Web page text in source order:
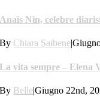
Anaïs Nin, celebre
By Chiara Saibene|
La vita sempre – Elena
By Belle|Giugno 22nd,